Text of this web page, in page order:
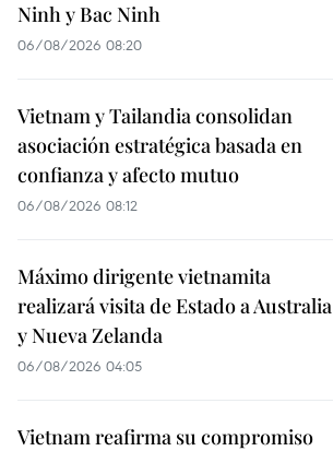
Ninh y Bac Ninh
06/08/2026 08:20
Vietnam y Tailandia consolidan
asociación estratégica basada en
confianza y afecto mutuo
06/08/2026 08:12
Máximo dirigente vietnamita
realizará visita de Estado a Australia
y Nueva Zelanda
06/08/2026 04:05
Vietnam reafirma su compromiso